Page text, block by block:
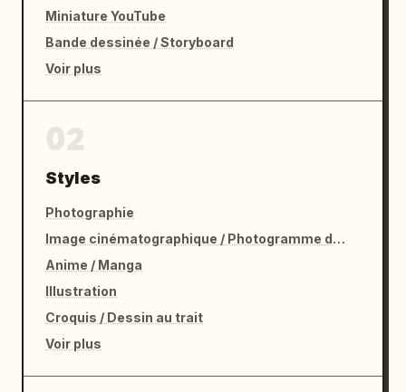
Miniature YouTube
Bande dessinée / Storyboard
Voir plus
Styles
Photographie
Image cinématographique / Photogramme de film
Anime / Manga
Illustration
Croquis / Dessin au trait
Voir plus